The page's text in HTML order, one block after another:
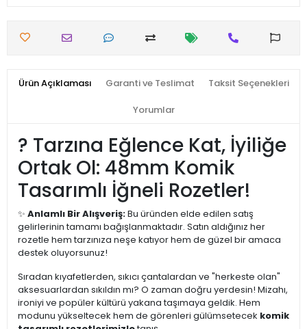
Ürün Açıklaması Garanti ve Teslimat Taksit Seçenekleri
Yorumlar
? Tarzına Eğlence Kat, İyiliğe
Ortak Ol: 48mm Komik
Tasarımlı İğneli Rozetler!
✨ Anlamlı Bir Alışveriş:Bu üründen elde edilen satış
gelirlerinin tamamı bağışlanmaktadır. Satın aldığınız her
rozetle hem tarzınıza neşe katıyor hem de güzel bir amaca
destek oluyorsunuz!
Sıradan kıyafetlerden, sıkıcı çantalardan ve "herkeste olan"
aksesuarlardan sıkıldın mı? O zaman doğru yerdesin! Mizahı,
ironiyi ve popüler kültürü yakana taşımaya geldik. Hem
modunu yükseltecek hem de görenleri gülümsetecek komik